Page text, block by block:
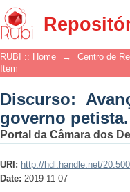
Discurso:
RUBI :: Home → Centro de
Item
Discurso:
governo petista.
Portal da Câmara dos
URI: http://hdl.handle.net/
Date: 2019-11-07